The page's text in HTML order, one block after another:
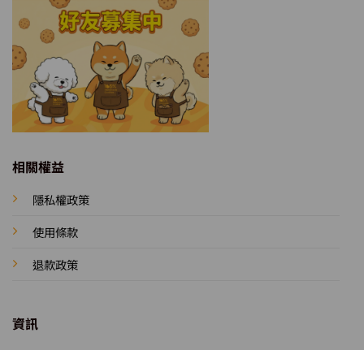
相關權益
隱私權政策
使用條款
退款政策
資訊